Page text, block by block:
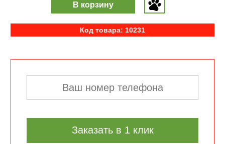
В корзину
Код товара: 10231
Заказать в 1 клик